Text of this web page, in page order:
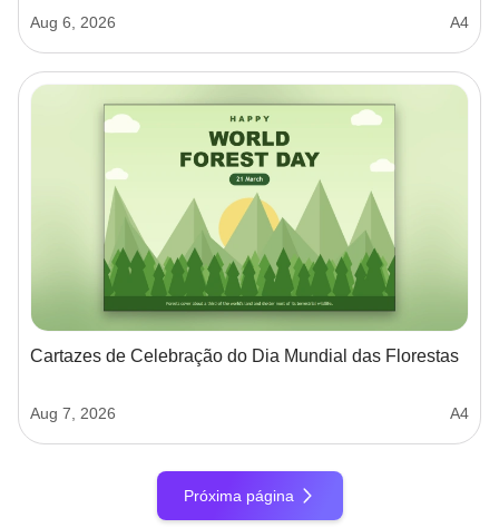
Aug 6, 2026 A4
Cartazes de Celebração do Dia Mundial das Florestas
Aug 7, 2026 A4
Próxima página